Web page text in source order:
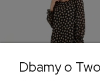
Dbamy o